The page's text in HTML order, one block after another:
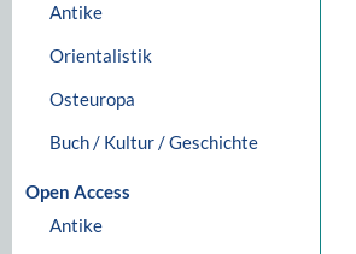
Antike
Orientalistik
Osteuropa
Buch / Kultur / Geschichte
Open Access
Antike